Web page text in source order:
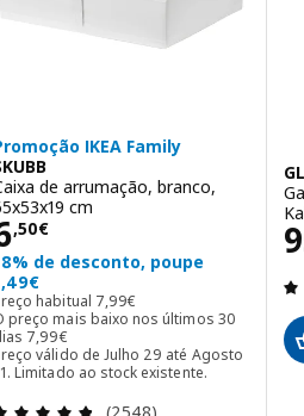
IKEA Family
de arrumação, branco,
cm
,50€ 6,50€
de desconto, poupe
habitual 7,99€
Preço habitual 7,99€
preço mais baixo nos últimos 30
7,99€
O preço mais baixo nos últimos 30 dias
válido de Julho 29 até Agosto
Limitado ao stock existente.
Avaliação: 4.8 fora de